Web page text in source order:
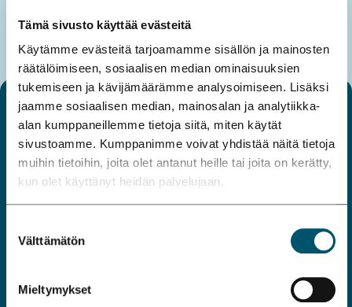
Tämä sivusto käyttää evästeitä
Käytämme evästeitä tarjoamamme sisällön ja mainosten
räätälöimiseen, sosiaalisen median ominaisuuksien
tukemiseen ja kävijämäärämme analysoimiseen. Lisäksi
jaamme sosiaalisen median, mainosalan ja analytiikka-
alan kumppaneillemme tietoja siitä, miten käytät
sivustoamme. Kumppanimme voivat yhdistää näitä tietoja
muihin tietoihin, joita olet antanut heille tai joita on kerätty,
kun olet käyttänyt heidän palvelujaan.
valinta
Välttämätön
Mieltymykset
BIOMEDICUM
HELSINKI
Biomedicum Helsinki tarjoaa korkealuokkaiset tilat
biolääketieteelliseen tutkimuksen tarpeisiin ja
lääketieteen tutkimuskeskuksen Helsingin